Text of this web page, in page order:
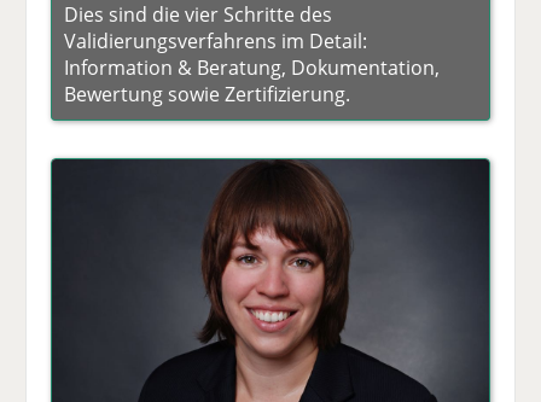
Dies sind die vier Schritte des
Validierungsverfahrens im Detail:
Information & Beratung, Dokumentation,
Bewertung sowie Zertifizierung.